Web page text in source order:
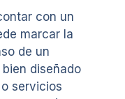
con un
marcar la
de un
diseñado
servicios